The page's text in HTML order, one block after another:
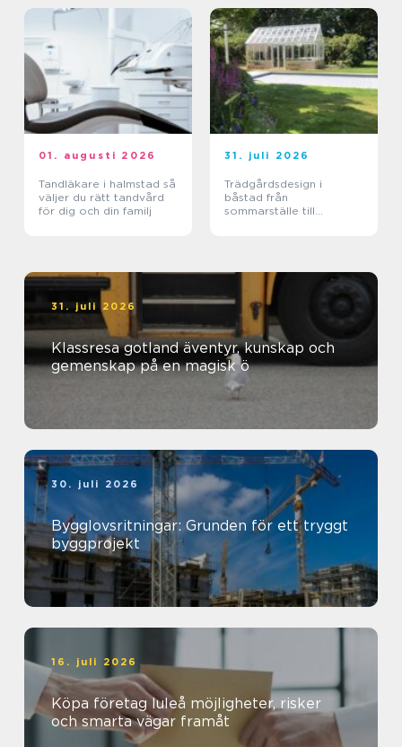
01. augusti 2026
Tandläkare i halmstad så
väljer du rätt tandvård
för dig och din familj
31. juli 2026
Trädgårdsdesign i
båstad från
sommarställe till
31. juli 2026
Klassresa gotland äventyr, kunskap och
gemenskap på en magisk ö
30. juli 2026
Bygglovsritningar: Grunden för ett tryggt
byggprojekt
16. juli 2026
Köpa företag luleå möjligheter, risker
och smarta vägar framåt